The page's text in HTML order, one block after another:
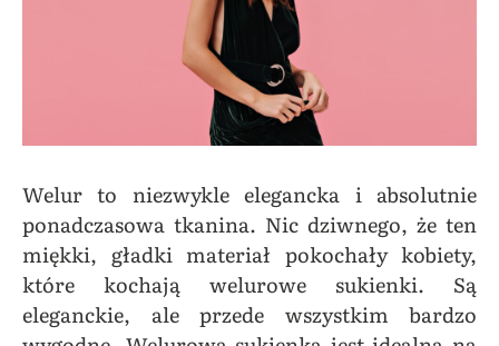
Welur to niezwykle elegancka i absolutnie
ponadczasowa tkanina. Nic dziwnego, że ten
miękki, gładki materiał pokochały kobiety,
które kochają welurowe sukienki. Są
eleganckie, ale przede wszystkim bardzo